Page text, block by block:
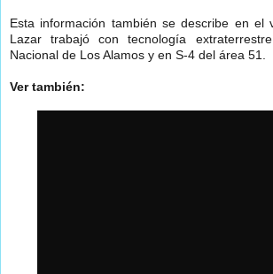
Esta información también se describe en el
Lazar trabajó con tecnología
Nacional de Los Alamos y en S-4 del área 51.
Ver también: